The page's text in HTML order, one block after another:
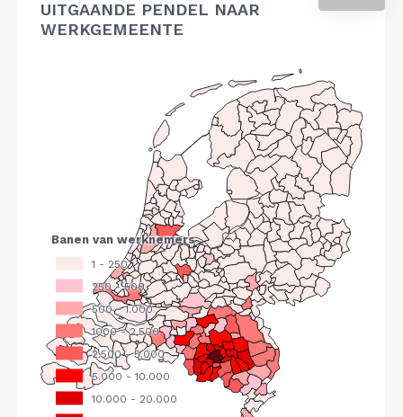
UITGAANDE PENDEL NAAR
WERKGEMEENTE